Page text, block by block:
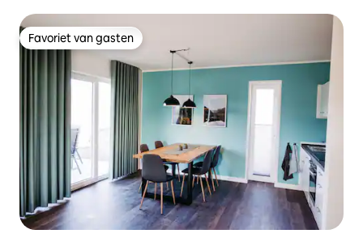
Favoriet van gasten
Favoriet van gasten